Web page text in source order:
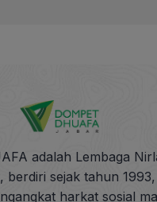
adalah Lembaga
berdiri sejak tahun
harkat sosial